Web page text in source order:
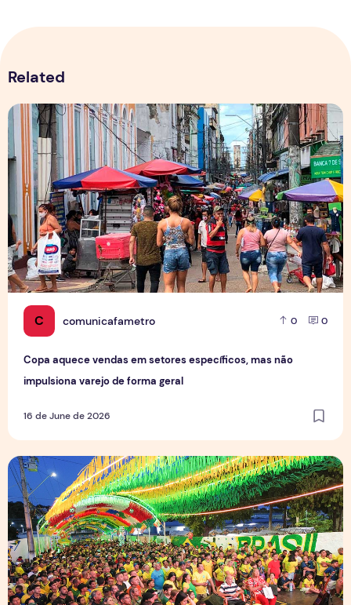
Related
C comunicafametro 0 0
Copa aquece vendas em setores específicos, mas não
impulsiona varejo de forma geral
16 de June de 2026
Copa aquece vendas em setores específicos, mas não
Tradição das Ruas da Copa mobiliza moradores e